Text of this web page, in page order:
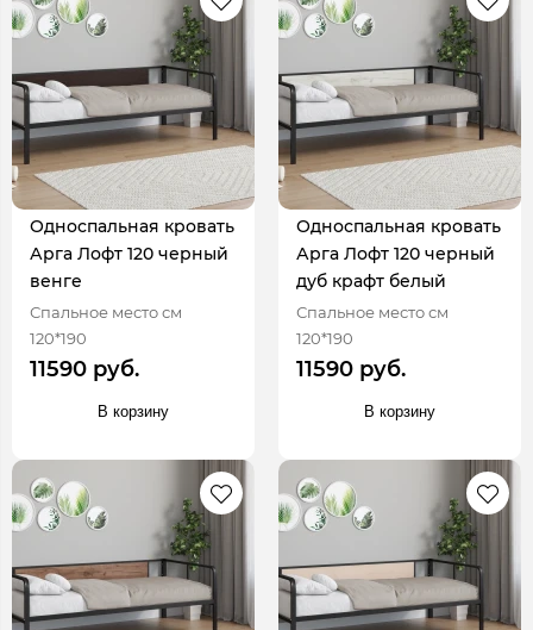
Односпальная кровать
Арга Лофт 120 черный
венге
Спальное место см
120*190
11590 руб.
В корзину
Односпальная кровать
Арга Лофт 120 черный
дуб крафт белый
Спальное место см
120*190
11590 руб.
В корзину